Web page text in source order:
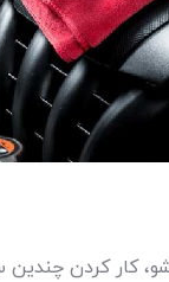
کار کردن چندین